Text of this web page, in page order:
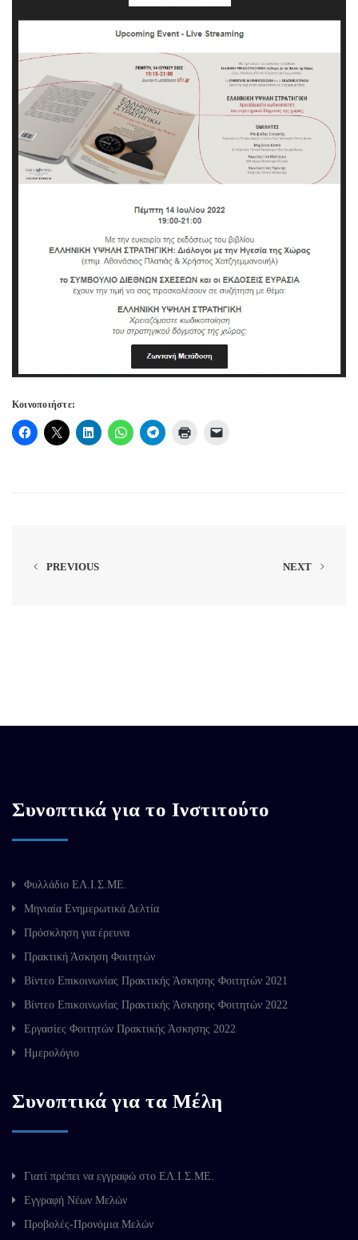
Κοινοποιήστε:
PREVIOUS NEXT
Συνοπτικά για το Ινστιτούτο
Φυλλάδιο ΕΛ.Ι.Σ.ΜΕ.
Μηνιαία Ενημερωτικά Δελτία
Πρόσκληση για έρευνα
Πρακτική Άσκηση Φοιτητών
Βίντεο Επικοινωνίας Πρακτικής Άσκησης Φοιτητών 2021
Βίντεο Επικοινωνίας Πρακτικής Άσκησης Φοιτητών 2022
Εργασίες Φοιτητών Πρακτικής Άσκησης 2022
Ημερολόγιο
Συνοπτικά για τα Μέλη
Γιατί πρέπει να εγγραφώ στο ΕΛ.Ι.Σ.ΜΕ.
Εγγραφή Νέων Μελών
Προβολές-Προνόμια Μελών